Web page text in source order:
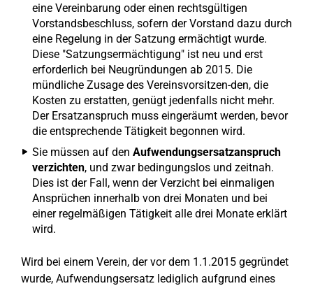
eine Vereinbarung oder einen rechtsgültigen
Vorstandsbeschluss, sofern der Vorstand dazu durch
eine Regelung in der Satzung ermächtigt wurde.
Diese "Satzungsermächtigung" ist neu und erst
erforderlich bei Neugründungen ab 2015. Die
mündliche Zusage des Vereinsvorsitzen-den, die
Kosten zu erstatten, genügt jedenfalls nicht mehr.
Der Ersatzanspruch muss eingeräumt werden, bevor
die entsprechende Tätigkeit begonnen wird.
Sie müssen auf den Aufwendungsersatzanspruch
verzichten, und zwar bedingungslos und zeitnah.
Dies ist der Fall, wenn der Verzicht bei einmaligen
Ansprüchen innerhalb von drei Monaten und bei
einer regelmäßigen Tätigkeit alle drei Monate erklärt
wird.
Wird bei einem Verein, der vor dem 1.1.2015 gegründet
wurde, Aufwendungsersatz lediglich aufgrund eines